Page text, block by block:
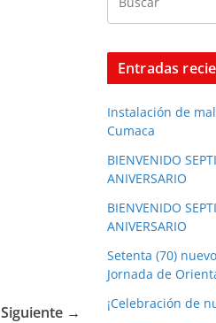
Siguiente →
Entradas
Instalación de
Cumaca
BIENVENIDO
ANIVERSARIO
BIENVENIDO
ANIVERSARIO
Setenta (70)
Jornada de
¡Celebración de